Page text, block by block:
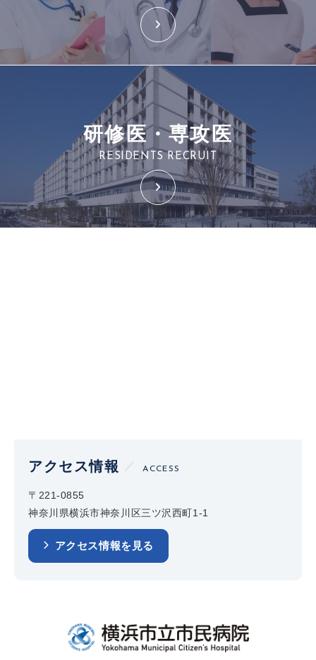
研修医・専攻医
RESIDENTS RECRUIT
アクセス情報 ACCESS
〒221-0855
神奈川県横浜市神奈川区三ツ沢西町1-1
アクセス情報を見る